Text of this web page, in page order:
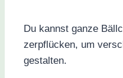
Du kannst ganze
zerpflücken, um
gestalten.